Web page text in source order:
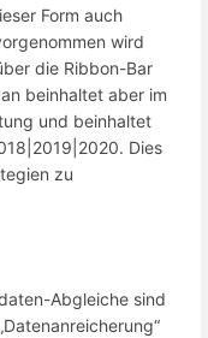
Form auch
wird
die Ribbon-Bar
beinhaltet aber im
und beinhaltet
Dies
zu
Abgleiche sind